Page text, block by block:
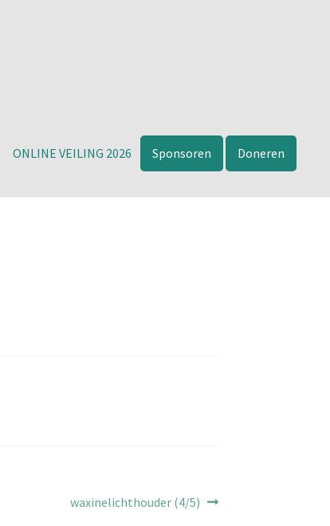
ONLINE VEILING 2026 Sponsoren Doneren
Volgend
waxinelichthouder (4/5)